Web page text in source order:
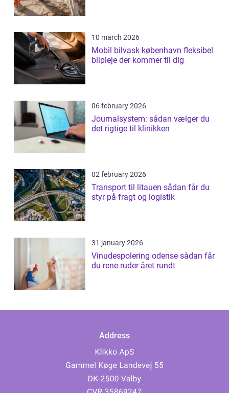
10 march 2026
Mobil bilvask københavn fleksibel
bilpleje der kommer til dig
06 february 2026
Journalsystem: sådan vælger du
det rigtige til klinikken
02 february 2026
Transport til litauen sådan får du
styr på fragt og logistik
31 january 2026
Vinudespolering odense sådan får
du rene ruder året rundt
Address